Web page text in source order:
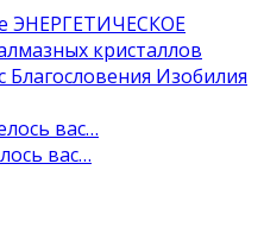
ЭНЕРГЕТИЧЕСКОЕ
кристаллов
Благословения Изобилия
вас…
вас…